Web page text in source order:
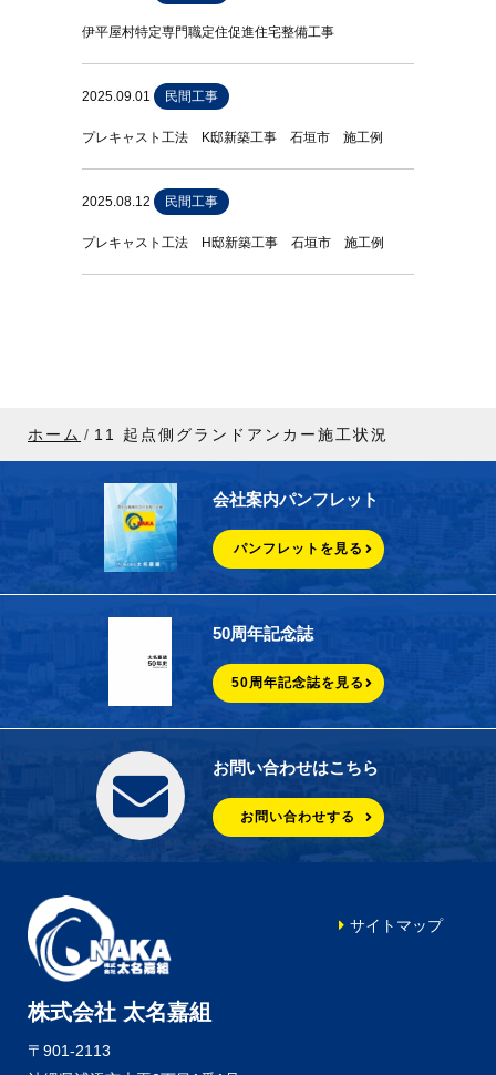
伊平屋村特定専門職定住促進住宅整備工事
2025.09.01 民間工事
プレキャスト工法 K邸新築工事 石垣市 施工例
2025.08.12 民間工事
プレキャスト工法 H邸新築工事 石垣市 施工例
ホーム 11 起点側グランドアンカー施工状況
会社案内パンフレット
パンフレットを見る
50周年記念誌
50周年記念誌を見る
お問い合わせはこちら
お問い合わせする
株式会社 太名嘉組
〒901-2113
サイトマップ